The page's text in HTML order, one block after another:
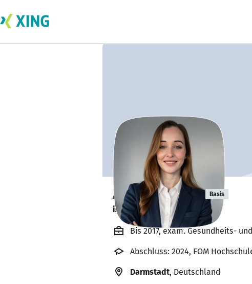
Annika Mayer Basis
ist offen für Projekte. 🔎
Bis 2017, exam. Gesundheits-
Abschluss: 2024, FOM
Darmstadt, Deutschland